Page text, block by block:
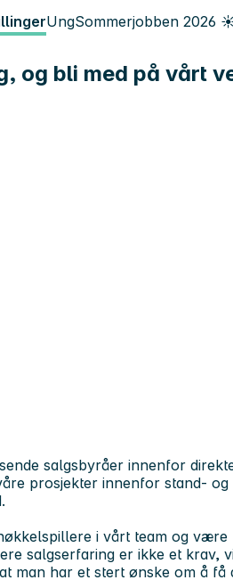
UngSommerjobben 2026
og bli med på vårt
salgsbyråer innenfor
prosjekter innenfor stand-
i vårt team og være
salgserfaring er ikke et krav,
man har et stert ønske om å få